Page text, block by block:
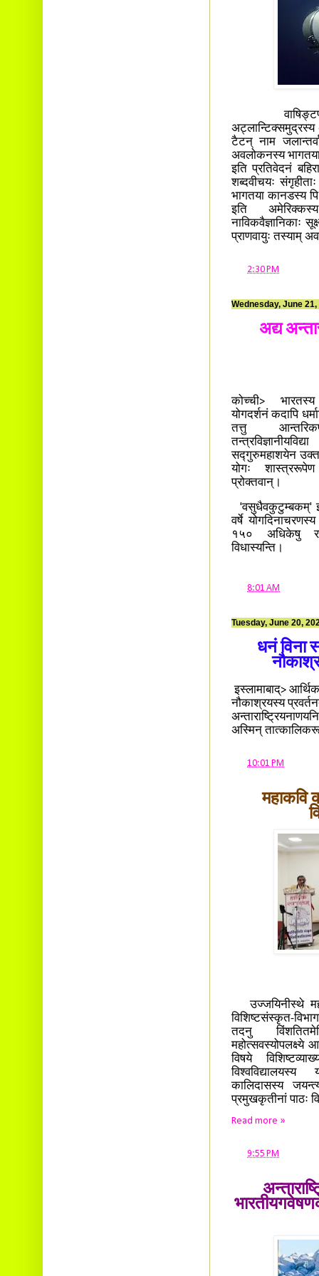
वाषिङ्टण्>
अट्लान्टिक्समुद्रस्य
टैटन् नाम
अवलोकनस्य
इति प्रतिवेदनं
शब्दवीचयः
भागतया कानडस्य
इति
नाविकवैज्ञानिकाः
प्राणवायुः तस्याम्
2:30 PM
Wednesday, June 21,
अद्य
कोच्ची>
योगदर्शनं कदापि
तत्तु
सद्गुरुमहाशयेन
योगः
प्रोक्तवान्।
'वसुधैवकुटुम्बकम्'
वर्षे
१५० अधिकेषु
विधास्यन्ति।
8:01 AM
Tuesday, June 20,
धनं विना
इस्लामाबाद्>
नौकाश्रयस्य
अस्मिन्
10:01 PM
महाकवि
उज्जयिनीस्थे
विशिष्टसंस्कृत-
तदनु
महोत्सवस्योपलक्ष्ये
विषये
विश्वविद्यालयस्य
कालिदासस्य
प्रमुखकृतीनां पाठः
Read more »
9:55 PM